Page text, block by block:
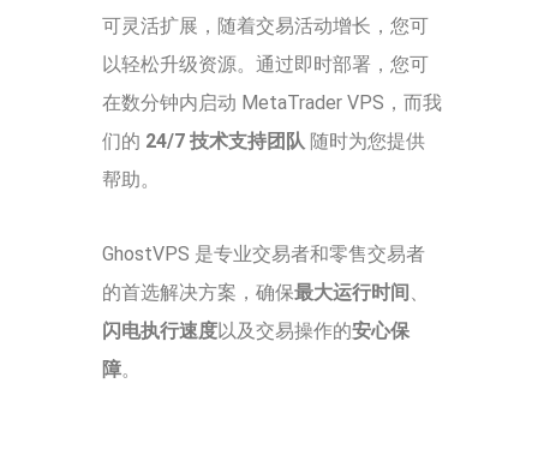
可灵活扩展，随着交易活动增长，您可
以轻松升级资源。通过即时部署，您可
在数分钟内启动 MetaTrader VPS，而我
们的 24/7 技术支持团队 随时为您提供
帮助。
GhostVPS 是专业交易者和零售交易者
的首选解决方案，确保最大运行时间
闪电执行速度以及交易操作的安心保
障。